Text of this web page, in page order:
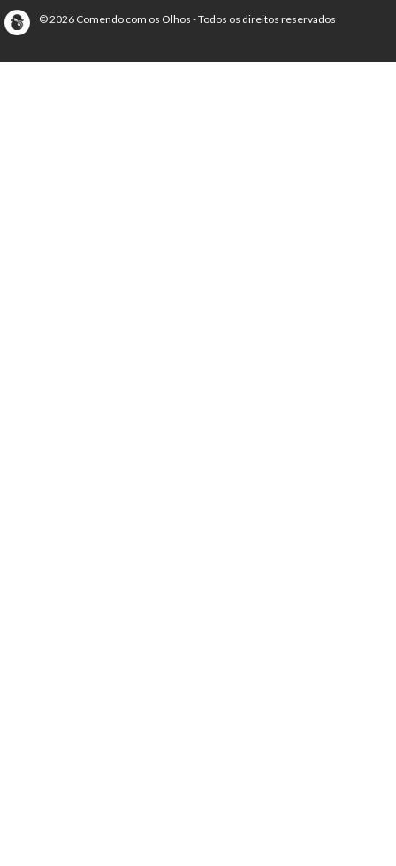
© 2026 Comendo com os Olhos - Todos os direitos reservados